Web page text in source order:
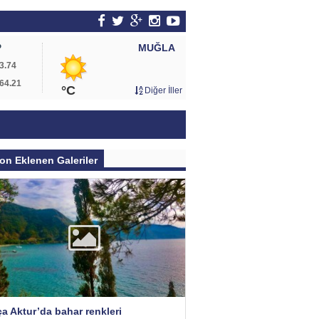
MUĞLA
°C Diğer İller
Eklenen Galeriler
Aktur’da bahar renkleri